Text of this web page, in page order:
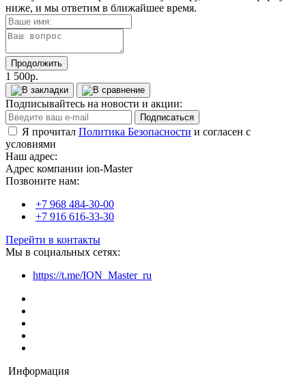
ниже, и мы ответим в ближайшее время.
Продолжить
1 500р.
Подписывайтесь на новости и акции:
Подписаться
Я прочитал Политика Безопасности и согласен с
условиями
Наш адрес:
Адрес компании ion-Master
Позвоните нам:
+7 968 484-30-00
+7 916 616-33-30
Перейти в контакты
Мы в социальных сетях:
https://t.me/ION_Master_ru
Информация